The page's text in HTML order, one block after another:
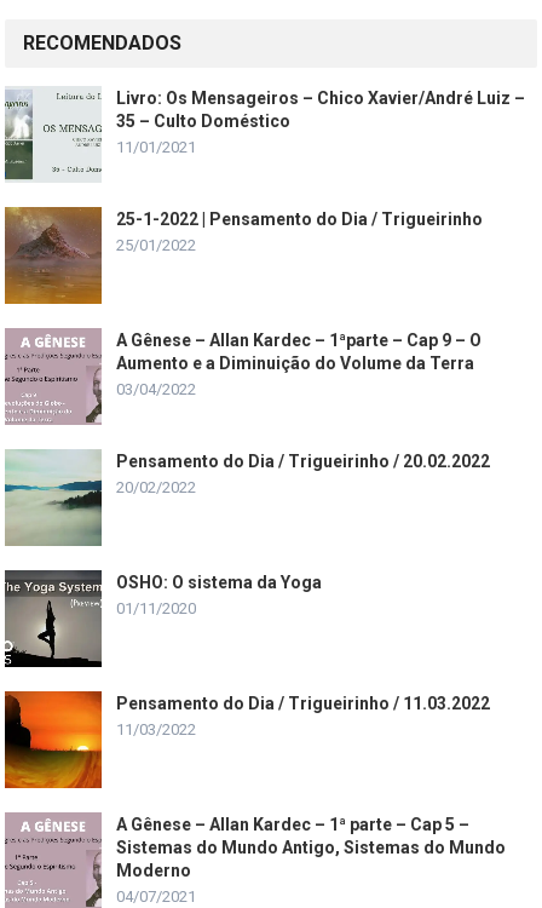
RECOMENDADOS
Livro: Os Mensageiros – Chico Xavier/André Luiz –
35 – Culto Doméstico
11/01/2021
25-1-2022 | Pensamento do Dia / Trigueirinho
25/01/2022
A Gênese – Allan Kardec – 1ªparte – Cap 9 – O
Aumento e a Diminuição do Volume da Terra
03/04/2022
Pensamento do Dia / Trigueirinho / 20.02.2022
20/02/2022
OSHO: O sistema da Yoga
01/11/2020
Pensamento do Dia / Trigueirinho / 11.03.2022
11/03/2022
A Gênese – Allan Kardec – 1ª parte – Cap 5 –
Sistemas do Mundo Antigo, Sistemas do Mundo
Moderno
04/07/2021